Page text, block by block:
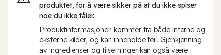
produktet, for å være sikker på at du ikke spiser
noe du ikke tåler.
Produktinformasjonen kommer fra både interne og
eksterne kilder, og kan inneholde feil. Gjenkjenning
av ingredienser og tilsetninger kan også være